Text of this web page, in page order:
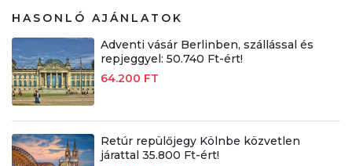
HASONLÓ AJÁNLATOK
Adventi vásár Berlinben, szállással és
repjeggyel: 50.740 Ft-ért!
64.200 FT
Retúr repülőjegy Kölnbe közvetlen
járattal 35.800 Ft-ért!